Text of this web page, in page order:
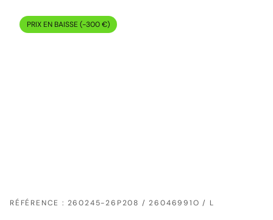
PRIX EN BAISSE (-300 €)
RÉFÉRENCE : 260245-26P208 / 26046991O / L